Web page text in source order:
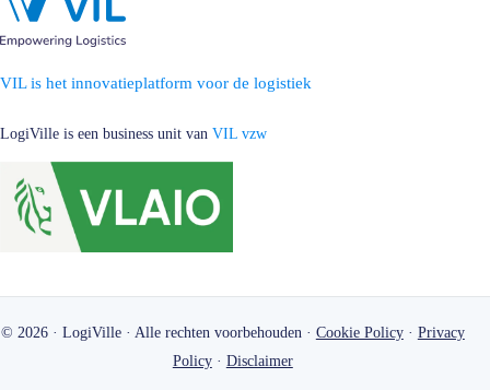
VIL is het innovatieplatform voor de logistiek
LogiVille is een business unit van VIL vzw
© 2026 · LogiVille · Alle rechten voorbehouden · Cookie Policy· Privacy
Policy· Disclaimer